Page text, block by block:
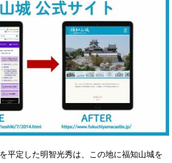
平定した明智光秀は、この地に福知山城を